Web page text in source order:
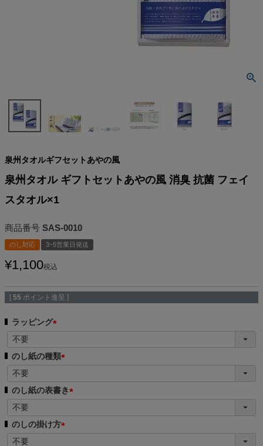
泉州タオルギフセットあやの風
泉州タオル ギフトセットあやの風 消臭 抗菌 フェイ
スタオル×1
商品番号 SAS-0010
のし対応 3~5営業日発送
¥1,100税込
[ 55 ポイント進呈 ]
ラッピング
必
須
のし紙の種類
必
須
のし紙の表書き
必
のしの掛け方